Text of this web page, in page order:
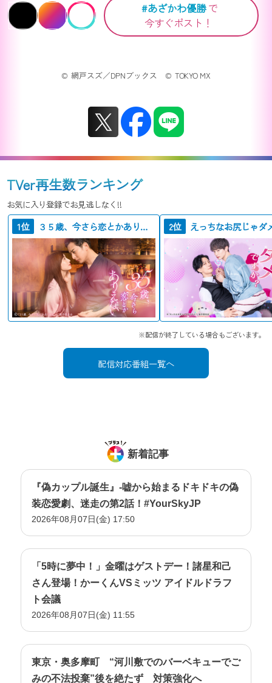
#あざかわ優勝で
今すぐポスト！
© 網戸スズ／DPNブックス © TOKYO MX
TVer再生数ランキング
お気に入り登録でお見逃しなく!!
1位 ３５歳、今さら恋とかありえない 2位
※配信が終了している場合もございます。
配信対応番組一覧へ
新着記事
『偽カップル誕生』-嘘から始まるドキドキの偽
装恋愛劇、迷走の第2話！#YourSkyJP
2026年08月07日(金) 17:50
「5時に夢中！」金曜はゲストデー！諸星和己
さん登場！かーくんVSミッツ アイドルドラフ
ト会議
2026年08月07日(金) 11:55
東京・奥多摩町 “河川敷でのバーベキューでご
みの不法投棄”後を絶たず 対策強化へ